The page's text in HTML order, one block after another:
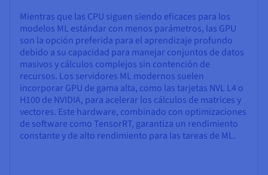
Mientras que las CPU siguen siendo eficaces para los
modelos ML estándar con menos parámetros, las GPU
son la opción preferida para el aprendizaje profundo
debido a su capacidad para manejar conjuntos de datos
masivos y cálculos complejos sin contención de
recursos. Los servidores ML modernos suelen
incorporar GPU de gama alta, como las tarjetas NVL L4 o
H100 de NVIDIA, para acelerar los cálculos de matrices y
vectores. Este hardware, combinado con optimizaciones
de software como TensorRT, garantiza un rendimiento
constante y de alto rendimiento para las tareas de ML.